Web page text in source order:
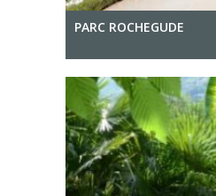
PARC ROCHEGUDE